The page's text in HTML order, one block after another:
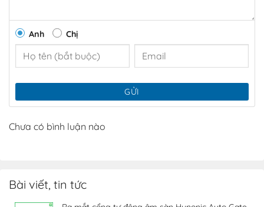
Anh Chị
GỬI
Chưa có bình luận nào
Bài viết, tin tức